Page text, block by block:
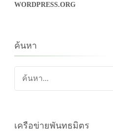
WORDPRESS.ORG
ค้นหา
ค้นหา
เกี่ยว
เครือข่ายพันทธมิตร